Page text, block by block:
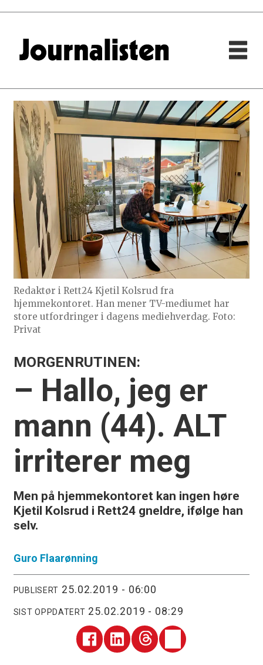
Redaktør i Rett24 Kjetil Kolsrud fra
hjemmekontoret. Han mener TV-mediumet har
store utfordringer i dagens mediehverdag. Foto:
Privat
MORGENRUTINEN:
– Hallo, jeg er
mann (44). ALT
irriterer meg
Men på hjemmekontoret kan ingen høre
Kjetil Kolsrud i Rett24 gneldre, ifølge han
selv.
Guro Flaarønning
PUBLISERT 25.02.2019 - 06:00
SIST OPPDATERT 25.02.2019 - 08:29